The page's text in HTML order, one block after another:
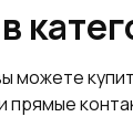
можете
прямые